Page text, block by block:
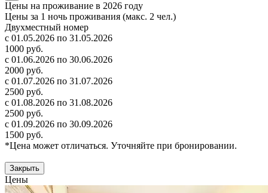
Цены на проживание в 2026 году
Цены за 1 ночь проживания (макс. 2 чел.)
Двухместный номер
с 01.05.2026 по 31.05.2026
1000 руб.
с 01.06.2026 по 30.06.2026
2000 руб.
с 01.07.2026 по 31.07.2026
2500 руб.
с 01.08.2026 по 31.08.2026
2500 руб.
с 01.09.2026 по 30.09.2026
1500 руб.
*Цена может отличаться. Уточняйте при бронировании.
Закрыть
Цены